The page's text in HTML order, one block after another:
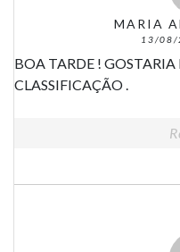
MARIA
13/08/
BOA TARDE ! GOSTARIA
CLASSIFICAÇÃO .